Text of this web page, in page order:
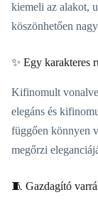
kiemeli az alakot,
köszönhetően
✨ Egy karakteres
Kifinomult
elegáns és
függően könnyen
megőrzi
🧵 Gazdagító